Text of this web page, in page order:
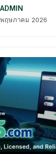
พฤษภาคม 2026